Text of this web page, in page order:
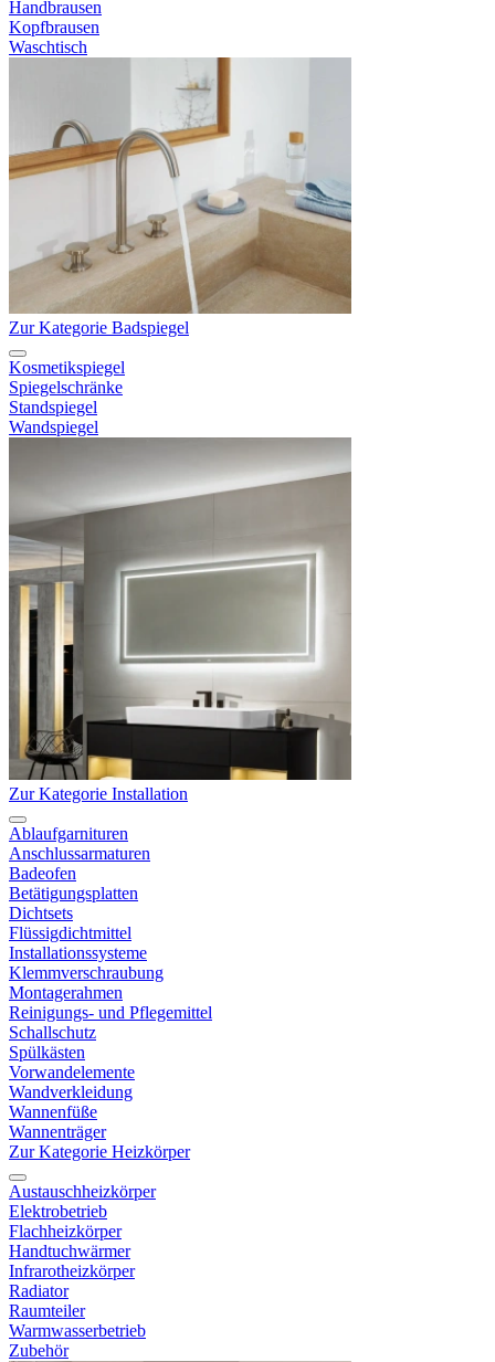
Handbrausen
Kopfbrausen
Waschtisch
Zur Kategorie Badspiegel
Kosmetikspiegel
Spiegelschränke
Standspiegel
Wandspiegel
Zur Kategorie Installation
Ablaufgarnituren
Anschlussarmaturen
Badeofen
Betätigungsplatten
Dichtsets
Flüssigdichtmittel
Installationssysteme
Klemmverschraubung
Montagerahmen
Reinigungs- und Pflegemittel
Schallschutz
Spülkästen
Vorwandelemente
Wandverkleidung
Wannenfüße
Wannenträger
Zur Kategorie Heizkörper
Austauschheizkörper
Elektrobetrieb
Flachheizkörper
Handtuchwärmer
Infrarotheizkörper
Radiator
Raumteiler
Warmwasserbetrieb
Zubehör